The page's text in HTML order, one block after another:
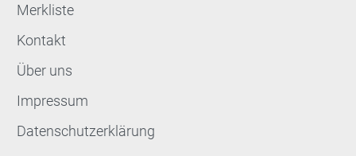
Merkliste
Kontakt
Über uns
Impressum
Datenschutzerklärung